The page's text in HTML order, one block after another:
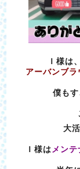
Ｉ様は
アーバンブラ
僕も
大
Ｉ様は メン